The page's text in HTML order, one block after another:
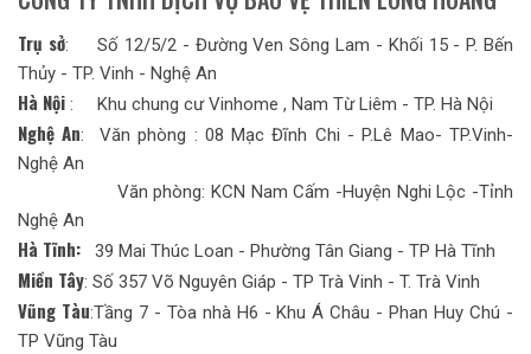
Trụ sở: Số 12/5/2 - Đường Ven Sông Lam - Khối 15 - P. Bến
Thủy - TP. Vinh - Nghệ An
Hà Nội : Khu chung cư Vinhome , Nam Từ Liêm - TP. Hà Nội
Nghệ An: Văn phòng : 08 Mạc Đĩnh Chi - P.Lê Mao- TP.Vinh-
Nghệ An
Văn phòng: KCN Nam Cấm -Huyện Nghi Lộc -Tỉnh
Nghệ An
Hà Tĩnh: 39 Mai Thúc Loan - Phường Tân Giang - TP Hà Tĩnh
Miền Tây: Số 357 Võ Nguyên Giáp - TP Trà Vinh - T. Trà Vinh
Vũng Tàu:Tầng 7 - Tòa nhà H6 - Khu Á Châu - Phan Huy Chú -
TP Vũng Tàu